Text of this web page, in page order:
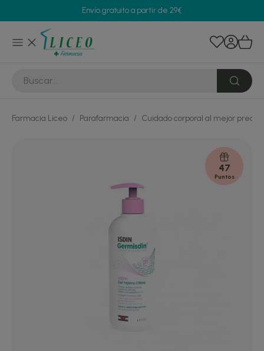
Envío gratuito a partir de 29€
Farmacia Liceo / Parafarmacia / Cuidado corporal al mejor precio
47
Puntos